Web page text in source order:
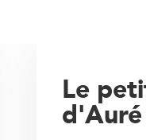
Le
d'Auré